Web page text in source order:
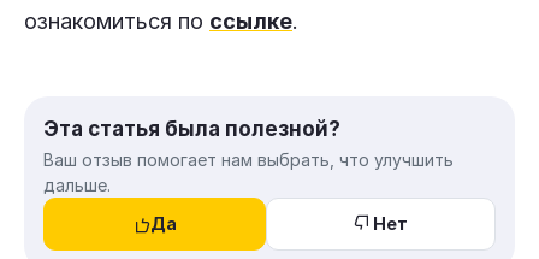
ознакомиться по ссылке.
Эта статья была полезной?
Ваш отзыв помогает нам выбрать, что улучшить
дальше.
Да
Нет